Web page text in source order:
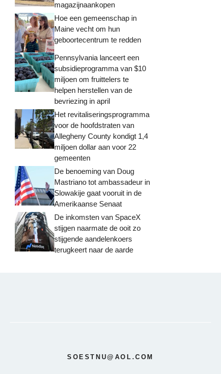
magazijnaankopen
Hoe een gemeenschap in
Maine vecht om hun
geboortecentrum te redden
Pennsylvania lanceert een
subsidieprogramma van $10
miljoen om fruittelers te
helpen herstellen van de
bevriezing in april
Het revitaliseringsprogramma
voor de hoofdstraten van
Allegheny County kondigt 1,4
miljoen dollar aan voor 22
gemeenten
De benoeming van Doug
Mastriano tot ambassadeur in
Slowakije gaat vooruit in de
Amerikaanse Senaat
De inkomsten van SpaceX
stijgen naarmate de ooit zo
stijgende aandelenkoers
terugkeert naar de aarde
SOESTNU@AOL.COM